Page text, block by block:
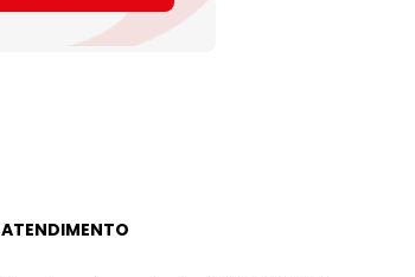
ATENDIMENTO